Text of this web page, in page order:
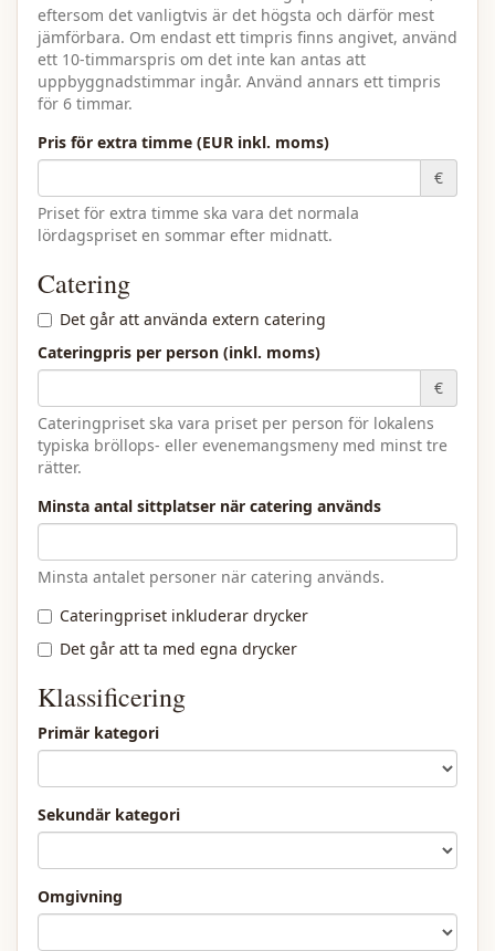
eftersom det vanligtvis är det högsta och därför mest
jämförbara. Om endast ett timpris finns angivet, använd
ett 10-timmarspris om det inte kan antas att
uppbyggnadstimmar ingår. Använd annars ett timpris
för 6 timmar.
Pris för extra timme (EUR inkl. moms)
€
Priset för extra timme ska vara det normala
lördagspriset en sommar efter midnatt.
Catering
Det går att använda extern catering
Cateringpris per person (inkl. moms)
€
Cateringpriset ska vara priset per person för lokalens
typiska bröllops- eller evenemangsmeny med minst tre
rätter.
Minsta antal sittplatser när catering används
Minsta antalet personer när catering används.
Cateringpriset inkluderar drycker
Det går att ta med egna drycker
Klassificering
Primär kategori
Sekundär kategori
Omgivning